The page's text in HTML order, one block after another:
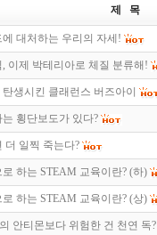
제 목
대처하는 우리의 자세!
이제 박테리아로 체질 분류해!
생시킨 클래런스 버즈아이
횡단보도가 있다?
더 일찍 죽는다?
하는 STEAM 교육이란? (하)
하는 STEAM 교육이란? (상)
안티몬보다 위험한 건 천연 독?